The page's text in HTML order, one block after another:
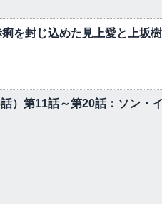
を封じ込めた見上愛と上坂
）第11話～第20話：ソン・